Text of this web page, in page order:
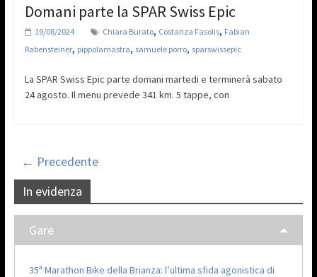
Domani parte la SPAR Swiss Epic
19/08/2024 Chiara Burato, Costanza Fasolis, Fabian
Rabensteiner, pippolamastra, samuele porro, sparswissepic
La SPAR Swiss Epic parte domani martedi e terminerà sabato
24 agosto. Il menu prevede 341 km. 5 tappe, con
← Precedente
In evidenza
Gare
35ª Marathon Bike della Brianza: l’ultima sfida agonistica di